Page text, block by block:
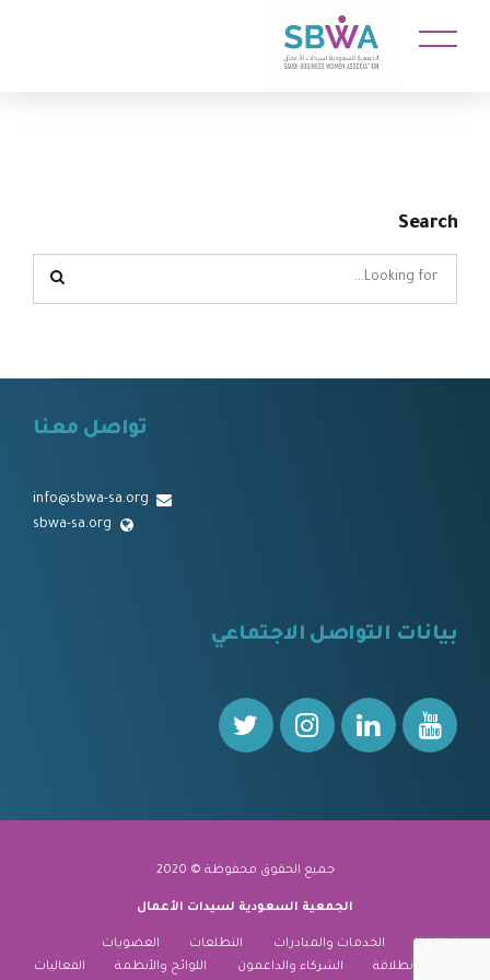
Search
تواصل معنا
info@sbwa-sa.org
sbwa-sa.org
بيانات التواصل الاجتماعي
جميع الحقوق محفوظة © 2020
الجمعية السعودية لسيدات الأعمال
نبذة عنا الخدمات والمبادرات التطلعات
العضويات
منارة الانطلاقة
الشركاء والداعمون اللوائح والأنظمة الفعاليات